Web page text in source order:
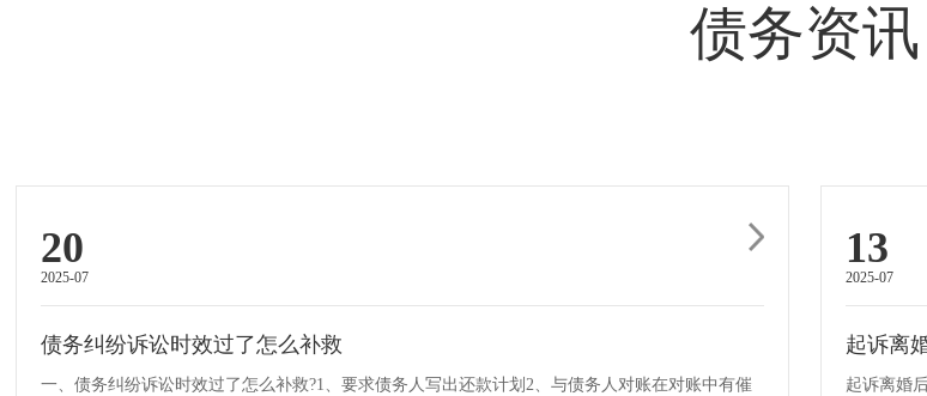
债务资讯
20
2025-07
债务纠纷诉讼时效过了怎么补救
一、债务纠纷诉讼时效过了怎么补救?1、要求债务人写出还款计划2、与债务人对账在对账中有催
13
2025-07
起诉离
起诉离婚